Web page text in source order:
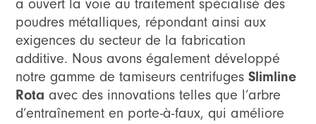
a ouvert la voie au traitement spécialisé des
poudres métalliques, répondant ainsi aux
exigences du secteur de la fabrication
additive. Nous avons également développé
notre gamme de tamiseurs centrifugesSlimline
Rota avec des innovations telles que l’arbre
d’entraînement en porte-à-faux, qui améliore